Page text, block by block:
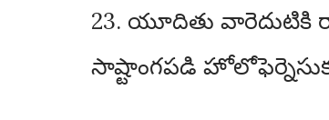
23. యూదితు వారెదుటికి
సాష్టాంగపడి